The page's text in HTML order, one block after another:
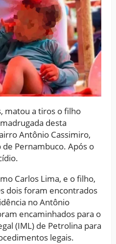
matou a tiros o filho
desta
Antônio Cassimiro,
Pernambuco. Após o
Carlos Lima, e o filho,
dois foram encontrados
no Antônio
encaminhados para o
(IML) de Petrolina para
legais.